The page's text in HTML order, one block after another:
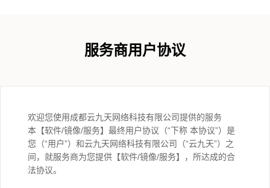
服务商用户协议
欢迎您使用成都云九天网络科技有限公司提供的服务
本【软件/镜像/服务】最终用户协议（“下称 本协议”）是
您（“用户”）和云九天网络科技有限公司（“云九天”）之
间，就服务商为您提供【软件/镜像/服务】，所达成的合
法协议。